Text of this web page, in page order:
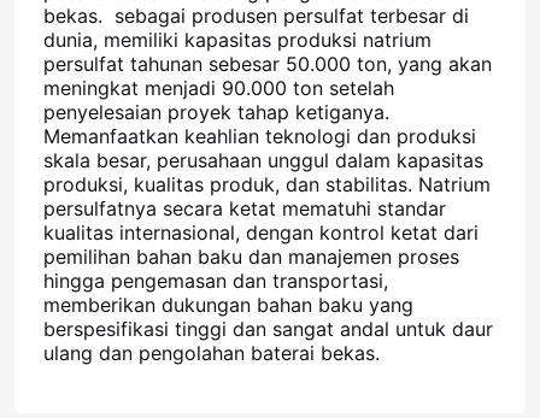
Bahan baku elektronik
Agen Pengolahan Air
Bahan Kimia Penggunaan Harian
bekas. sebagai produsen persulfat terbesar di
dunia, memiliki kapasitas produksi natrium
persulfat tahunan sebesar 50.000 ton, yang akan
meningkat menjadi 90.000 ton setelah
penyelesaian proyek tahap ketiganya.
Memanfaatkan keahlian teknologi dan produksi
skala besar, perusahaan unggul dalam kapasitas
produksi, kualitas produk, dan stabilitas. Natrium
persulfatnya secara ketat mematuhi standar
kualitas internasional, dengan kontrol ketat dari
pemilihan bahan baku dan manajemen proses
hingga pengemasan dan transportasi,
memberikan dukungan bahan baku yang
berspesifikasi tinggi dan sangat andal untuk daur
ulang dan pengolahan baterai bekas.